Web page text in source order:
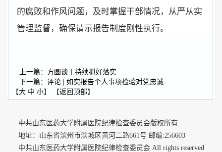
的腐败和作风问题，及时掌握干部情况，从严从实
管理监督，确保请示报告制度刚性执行。
上一篇 ： 方圆谈丨持续抓好落实
下一篇 ：评论 | 如实报告个人事项检验对党忠诚
【大 中 小】 【返回顶部】
中共山东医药大学附属医院纪律检查委员会版权所有
地址：山东省滨州市滨城区黄河二路661号 邮编:256603
中共山东医药大学附属医院纪律检查委员会 All rights reserved